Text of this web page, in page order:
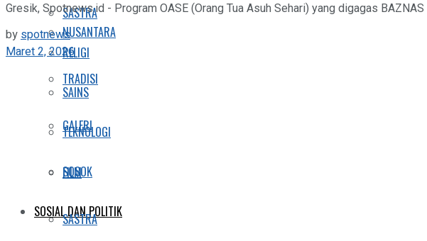
SASTRA
RELIGI
SAINS
TEKNOLOGI
SOSOK
SOSIAL DAN POLITIK
NUSANTARA
TRADISI
GALERI
FILM
SASTRA
Gresik, Spotnews.id - Program OASE (Orang Tua Asuh Sehari) yang digagas
by spotnews
Maret 2, 2026